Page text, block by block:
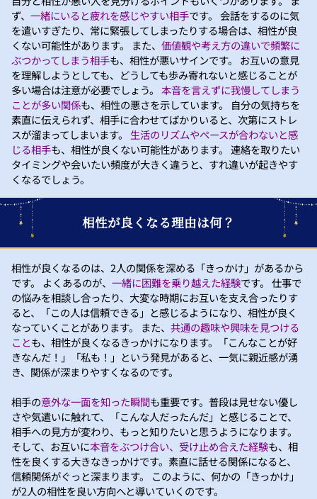
ず、 一緒にいると疲れを感じやすい相手です。 会話をするのに気
を遣いすぎたり、常に緊張してしまったりする場合は、相性が良
くない可能性があります。 また、 価値観や考え方の違いで頻繁に
ぶつかってしまう相手も、相性が悪いサインです。 お互いの意見
を理解しようとしても、どうしても歩み寄れないと感じることが
多い場合は注意が必要でしょう。 本音を言えずに我慢してしまう
ことが多い関係も、相性の悪さを示しています。 自分の気持ちを
素直に伝えられず、相手に合わせてばかりいると、次第にストレ
スが溜まってしまいます。 生活のリズムやペースが合わないと感
じる相手も、相性が良くない可能性があります。 連絡を取りたい
タイミングや会いたい頻度が大きく違うと、すれ違いが起きやす
くなるでしょう。
相性が良くなる理由は何？
相性が良くなるのは、2人の関係を深める「きっかけ」があるから
です。 よくあるのが、 一緒に困難を乗り越えた経験です。 仕事で
の悩みを相談し合ったり、大変な時期にお互いを支え合ったりす
ると、「この人は信頼できる」と感じるようになり、相性が良く
なっていくことがあります。 また、 共通の趣味や興味を見つける
ことも、相性が良くなるきっかけになります。「こんなことが好
きなんだ！」「私も！」という発見があると、一気に親近感が湧
き、関係が深まりやすくなるのです。
相手の意外な一面を知った瞬間も重要です。普段は見せない優し
さや気遣いに触れて、「こんな人だったんだ」と感じることで、
相手への見方が変わり、もっと知りたいと思うようになります。
そして、お互いに本音をぶつけ合い、受け止め合えた経験も、相
性を良くする大きなきっかけです。素直に話せる関係になると、
信頼関係がぐっと深まります。 このように、何かの「きっかけ」
が2人の相性を良い方向へと導いていくのです。